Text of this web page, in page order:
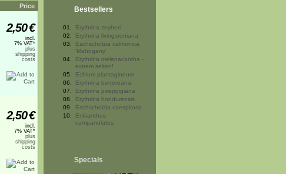
Price
2,50€
incl.
7% VAT*
plus
shipping
costs
2,50€
incl.
7% VAT*
plus
shipping
costs
Bestsellers
01.
Erythrina zeyheri
02.
Erythrina livingstoniana
03.
Eschscholzia californica
'Mahogany'
04.
Erythrina melanacantha -
extrem selten!
05.
Echium plantagineum
06.
Erythrina berteroana
07.
Erythrina poeppigiana
08.
Erythrina hondurensis
09.
Eschscholzia caespitosa
10.
Enkianthus
campanulatus
Specials